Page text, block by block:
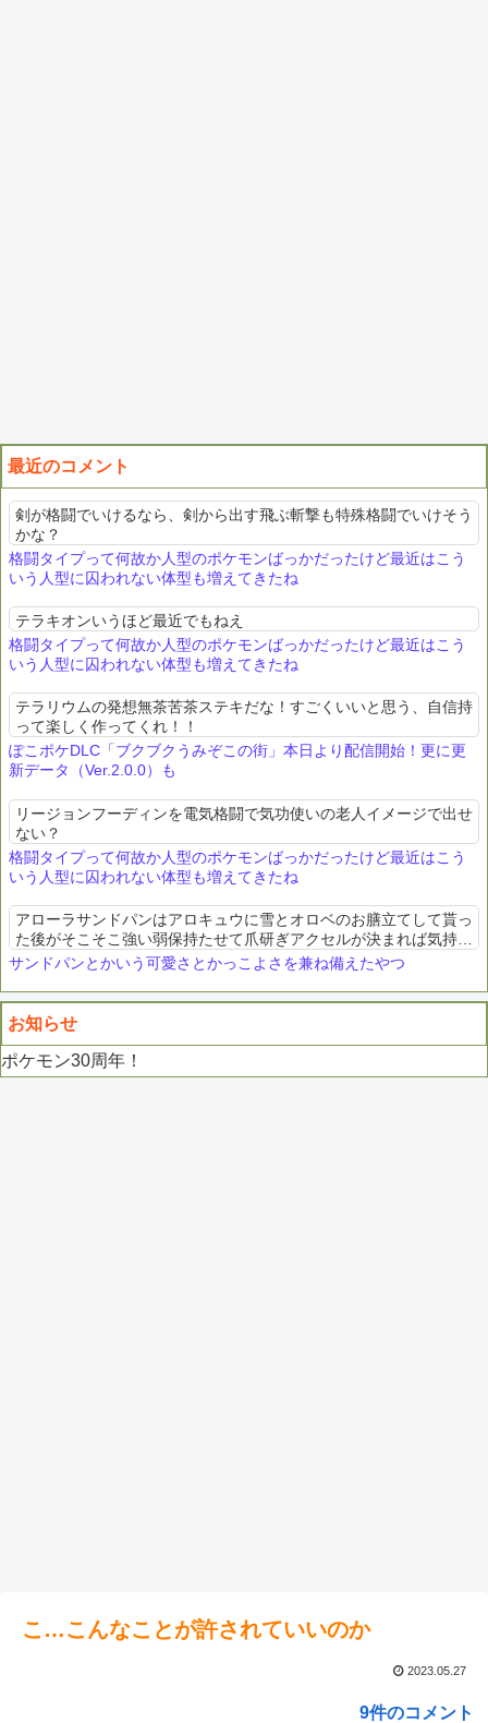
最近のコメント
剣が格闘でいけるなら、剣から出す飛ぶ斬撃も特殊格闘でいけそう
かな？
格闘タイプって何故か人型のポケモンばっかだったけど最近はこう
いう人型に囚われない体型も増えてきたね
テラキオンいうほど最近でもねえ
格闘タイプって何故か人型のポケモンばっかだったけど最近はこう
いう人型に囚われない体型も増えてきたね
テラリウムの発想無茶苦茶ステキだな！すごくいいと思う、自信持
って楽しく作ってくれ！！
ぽこポケDLC「ブクブクうみぞこの街」本日より配信開始！更に更
新データ（Ver.2.0.0）も
リージョンフーディンを電気格闘で気功使いの老人イメージで出せ
ない？
格闘タイプって何故か人型のポケモンばっかだったけど最近はこう
いう人型に囚われない体型も増えてきたね
アローラサンドパンはアロキュウに雪とオロベのお膳立てして貰っ
た後がそこそこ強い弱保持たせて爪研ぎアクセルが決まれば気持ち
良い
サンドパンとかいう可愛さとかっこよさを兼ね備えたやつ
お知らせ
ポケモン30周年！
こ…こんなことが許されていいのか
2023.05.27
9件のコメント